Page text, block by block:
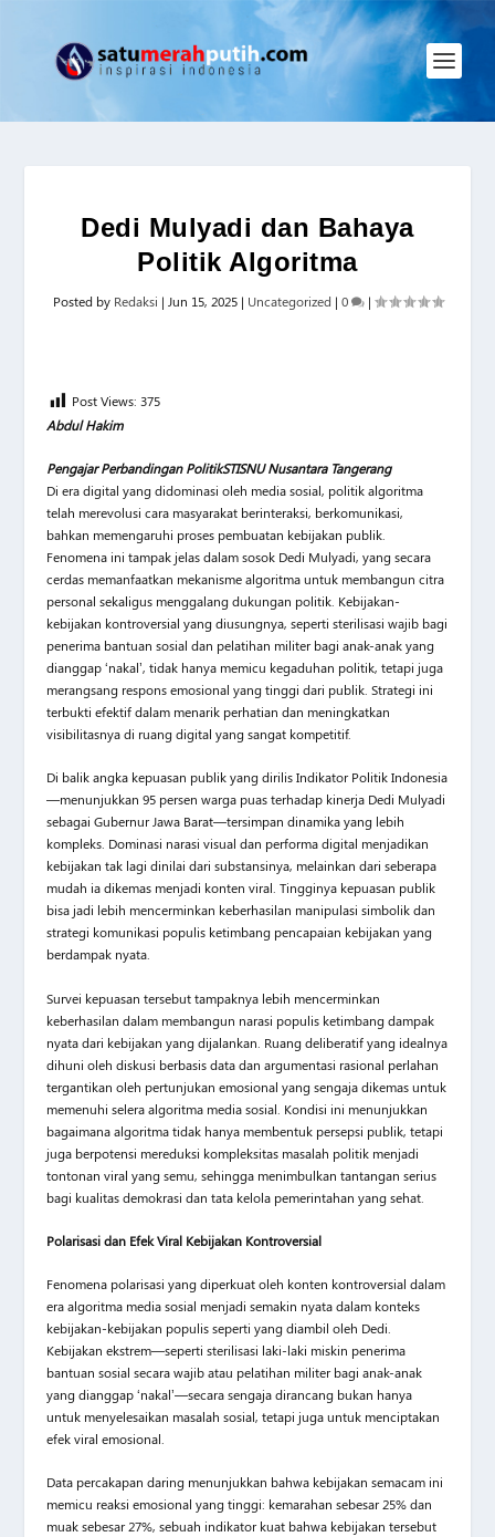
Dedi Mulyadi dan Bahaya
Politik Algoritma
Posted by Redaksi | Jun 15, 2025| Uncategorized | 0 |
Post Views: 375
Abdul Hakim
Pengajar Perbandingan PolitikSTISNU Nusantara Tangerang
Di era digital yang didominasi oleh media sosial, politik algoritma
telah merevolusi cara masyarakat berinteraksi, berkomunikasi,
bahkan memengaruhi proses pembuatan kebijakan publik.
Fenomena ini tampak jelas dalam sosok Dedi Mulyadi, yang secara
cerdas memanfaatkan mekanisme algoritma untuk membangun citra
personal sekaligus menggalang dukungan politik. Kebijakan-
kebijakan kontroversial yang diusungnya, seperti sterilisasi wajib bagi
penerima bantuan sosial dan pelatihan militer bagi anak-anak yang
dianggap ‘nakal’, tidak hanya memicu kegaduhan politik, tetapi juga
merangsang respons emosional yang tinggi dari publik. Strategi ini
terbukti efektif dalam menarik perhatian dan meningkatkan
visibilitasnya di ruang digital yang sangat kompetitif.
Di balik angka kepuasan publik yang dirilis Indikator Politik Indonesia
—menunjukkan 95 persen warga puas terhadap kinerja Dedi Mulyadi
sebagai Gubernur Jawa Barat—tersimpan dinamika yang lebih
kompleks. Dominasi narasi visual dan performa digital menjadikan
kebijakan tak lagi dinilai dari substansinya, melainkan dari seberapa
mudah ia dikemas menjadi konten viral. Tingginya kepuasan publik
bisa jadi lebih mencerminkan keberhasilan manipulasi simbolik dan
strategi komunikasi populis ketimbang pencapaian kebijakan yang
berdampak nyata.
Survei kepuasan tersebut tampaknya lebih mencerminkan
keberhasilan dalam membangun narasi populis ketimbang dampak
nyata dari kebijakan yang dijalankan. Ruang deliberatif yang idealnya
dihuni oleh diskusi berbasis data dan argumentasi rasional perlahan
tergantikan oleh pertunjukan emosional yang sengaja dikemas untuk
memenuhi selera algoritma media sosial. Kondisi ini menunjukkan
bagaimana algoritma tidak hanya membentuk persepsi publik, tetapi
juga berpotensi mereduksi kompleksitas masalah politik menjadi
tontonan viral yang semu, sehingga menimbulkan tantangan serius
bagi kualitas demokrasi dan tata kelola pemerintahan yang sehat.
Polarisasi dan Efek Viral Kebijakan Kontroversial
Fenomena polarisasi yang diperkuat oleh konten kontroversial dalam
era algoritma media sosial menjadi semakin nyata dalam konteks
kebijakan-kebijakan populis seperti yang diambil oleh Dedi.
Kebijakan ekstrem—seperti sterilisasi laki-laki miskin penerima
bantuan sosial secara wajib atau pelatihan militer bagi anak-anak
yang dianggap ‘nakal’—secara sengaja dirancang bukan hanya
untuk menyelesaikan masalah sosial, tetapi juga untuk menciptakan
efek viral emosional.
Data percakapan daring menunjukkan bahwa kebijakan semacam ini
memicu reaksi emosional yang tinggi: kemarahan sebesar 25% dan
muak sebesar 27%, sebuah indikator kuat bahwa kebijakan tersebut